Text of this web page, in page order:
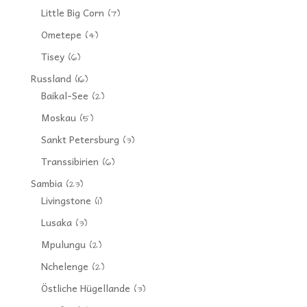
Little Big Corn (7)
Ometepe (4)
Tisey(6)
Russland(16)
Baikal-See (2)
Moskau(5)
Sankt Petersburg (3)
Transsibirien (6)
Sambia(23)
Livingstone (1)
Lusaka(3)
Mpulungu(2)
Nchelenge (2)
Östliche Hügellande (3)